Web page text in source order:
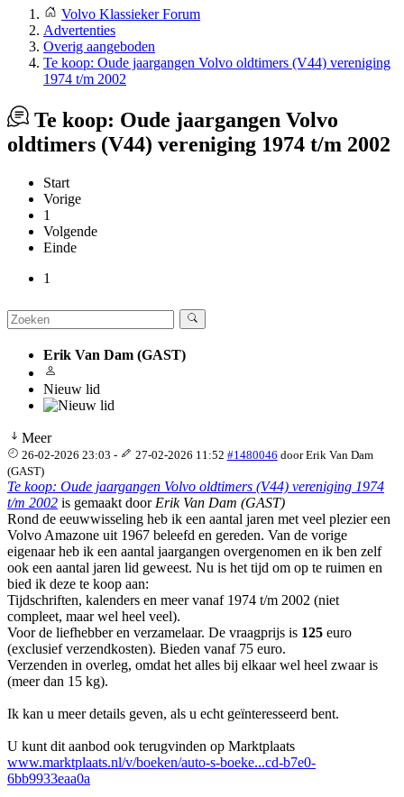
Volvo Klassieker Forum
Advertenties
Overig aangeboden
Te koop: Oude jaargangen Volvo oldtimers (V44) vereniging
1974 t/m 2002
Te koop: Oude jaargangen Volvo
oldtimers (V44) vereniging 1974 t/m 2002
Start
Vorige
1
Volgende
Einde
1
Erik Van Dam (GAST)
Nieuw lid
Meer
26-02-2026 23:03 - 27-02-2026 11:52 #1480046 doorErik Van Dam
(GAST)
Te koop: Oude jaargangen Volvo oldtimers (V44) vereniging 1974
t/m 2002 is gemaakt door Erik Van Dam (GAST)
Rond de eeuwwisseling heb ik een aantal jaren met veel plezier een
Volvo Amazone uit 1967 beleefd en gereden. Van de vorige
eigenaar heb ik een aantal jaargangen overgenomen en ik ben zelf
ook een aantal jaren lid geweest. Nu is het tijd om op te ruimen en
bied ik deze te koop aan:
Tijdschriften, kalenders en meer vanaf 1974 t/m 2002 (niet
compleet, maar wel heel veel).
Voor de liefhebber en verzamelaar. De vraagprijs is 125 euro
(exclusief verzendkosten). Bieden vanaf 75 euro.
Verzenden in overleg, omdat het alles bij elkaar wel heel zwaar is
(meer dan 15 kg).
Ik kan u meer details geven, als u echt geïnteresseerd bent.
U kunt dit aanbod ook terugvinden op Marktplaats
www.marktplaats.nl/v/boeken/auto-s-boeke...cd-b7e0-
6bb9933eaa0a